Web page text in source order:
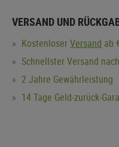
VERSAND UND
KostenloserVersand ab
Schnellster Versand
2 Jahre Gewährleistung
14 Tage Geld-zurück-